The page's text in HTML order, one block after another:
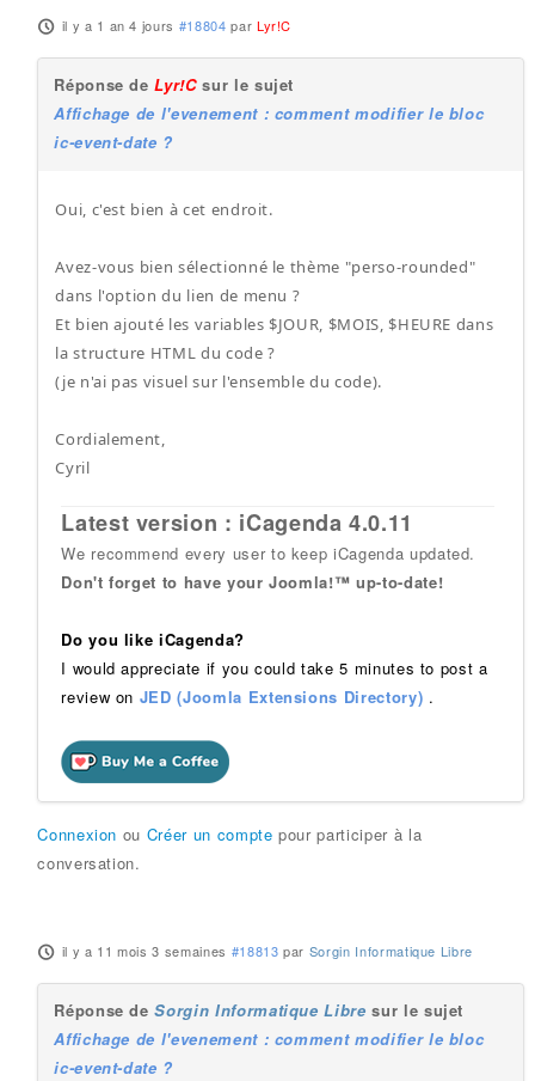
il y a 1 an 4 jours #18804 par Lyr!C
Réponse deLyr!Csur le sujet
Affichage de l'evenement : comment modifier le bloc
ic-event-date ?
Oui, c'est bien à cet endroit.
Avez-vous bien sélectionné le thème "perso-rounded"
dans l'option du lien de menu ?
Et bien ajouté les variables $JOUR, $MOIS, $HEURE dans
la structure HTML du code ?
(je n'ai pas visuel sur l'ensemble du code).
Cordialement,
Cyril
Latest version : iCagenda 4.0.11
We recommend every user to keep iCagenda updated.
Don't forget to have your Joomla!™ up-to-date!
Do you like iCagenda?
I would appreciate if you could take 5 minutes to post a
review on JED (Joomla Extensions Directory) .
Connexion ou Créer un compte pour participer à la
conversation.
il y a 11 mois 3 semaines #18813 par Sorgin Informatique Libre
Réponse deSorgin Informatique Libre sur le sujet
Affichage de l'evenement : comment modifier le bloc
ic-event-date ?